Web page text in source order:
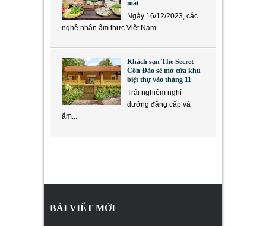
mắt
Ngày 16/12/2023, các
nghệ nhân ẩm thực Việt Nam...
Khách sạn The Secret
Côn Đảo sẽ mở cửa khu
biệt thự vào tháng 11
Trải nghiệm nghỉ
dưỡng đẳng cấp và
ẩm...
BÀI VIẾT MỚI